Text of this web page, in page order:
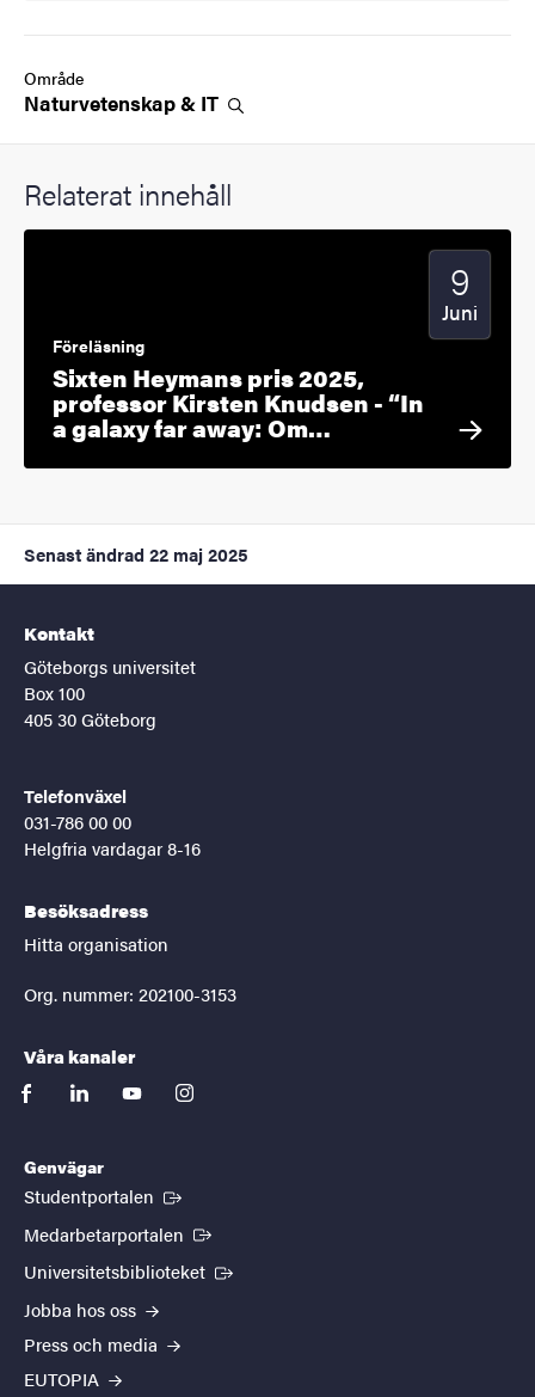
Område
Naturvetenskap & IT
Relaterat innehåll
Föreläsning
Sixten Heymans pris 2025,
professor Kirsten Knudsen - “In
a galaxy far away: Om…
9
Juni
2025
Senast ändrad 22 maj 2025
Kontakt
Göteborgs universitet
Box 100
405 30 Göteborg
Telefonväxel
031-786 00 00
Helgfria vardagar 8-16
Besöksadress
Hitta organisation
Org. nummer: 202100-3153
Våra kanaler
facebooklinkedinyoutubeinstagram
Genvägar
Studentportalen (Extern länk)
Medarbetarportalen (Extern länk)
Universitetsbiblioteket (Extern länk)
Jobba hos oss
Press och media
EUTOPIA